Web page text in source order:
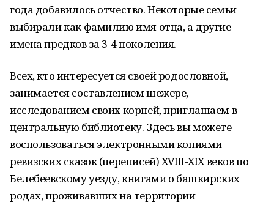
года добавилось отчество. Некоторые семьи
выбирали как фамилию имя отца, а другие –
имена предков за 3-4 поколения.
Всех, кто интересуется своей родословной,
занимается составлением шежере,
исследованием своих корней, приглашаем в
центральную библиотеку. Здесь вы можете
воспользоваться электронными копиями
ревизских сказок (переписей) XVIII-XIX веков по
Белебеевскому уезду, книгами о башкирских
родах, проживавших на территории